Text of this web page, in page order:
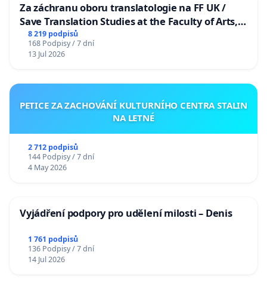
Za záchranu oboru translatologie na FF UK /
Save Translation Studies at the Faculty of Arts,
Charles University
8 219 podpisů
168 Podpisy / 7 dní
13 Jul 2026
PETICE ZA ZACHOVÁNÍ KULTURNÍHO CENTRA STALIN
NA LETNÉ
2 712 podpisů
144 Podpisy / 7 dní
4 May 2026
Vyjádření podpory pro udělení milosti – Denis
1 761 podpisů
136 Podpisy / 7 dní
14 Jul 2026